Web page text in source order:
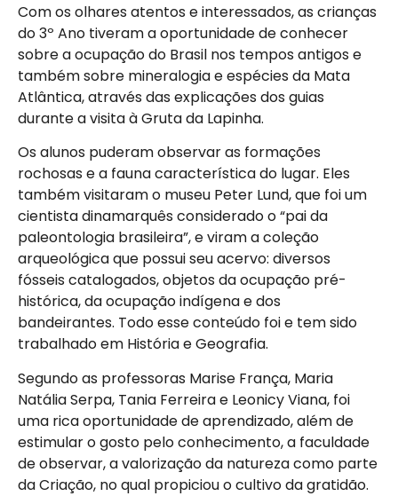
Com os olhares atentos e interessados, as crianças
do 3º Ano tiveram a oportunidade de conhecer
sobre a ocupação do Brasil nos tempos antigos e
também sobre mineralogia e espécies da Mata
Atlântica, através das explicações dos guias
durante a visita à Gruta da Lapinha.
Os alunos puderam observar as formações
rochosas e a fauna característica do lugar. Eles
também visitaram o museu Peter Lund, que foi um
cientista dinamarquês considerado o “pai da
paleontologia brasileira”, e viram a coleção
arqueológica que possui seu acervo: diversos
fósseis catalogados, objetos da ocupação pré-
histórica, da ocupação indígena e dos
bandeirantes. Todo esse conteúdo foi e tem sido
trabalhado em História e Geografia.
Segundo as professoras Marise França, Maria
Natália Serpa, Tania Ferreira e Leonicy Viana, foi
uma rica oportunidade de aprendizado, além de
estimular o gosto pelo conhecimento, a faculdade
de observar, a valorização da natureza como parte
da Criação, no qual propiciou o cultivo da gratidão.